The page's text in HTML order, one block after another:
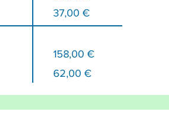
37,00 €
158,00 €
62,00 €